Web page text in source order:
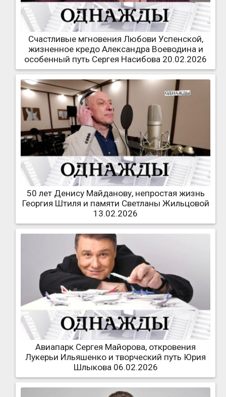
Счастливые мгновения Любови Успенской,
жизненное кредо Александра Воеводина и
особенный путь Сергея Насибова 20.02.2026
50 лет Денису Майданову, непростая жизнь
Георгия Штиля и памяти Светланы Жильцовой
13.02.2026
Авиапарк Сергея Майорова, откровения
Лукерьи Ильяшенко и творческий путь Юрия
Шлыкова 06.02.2026